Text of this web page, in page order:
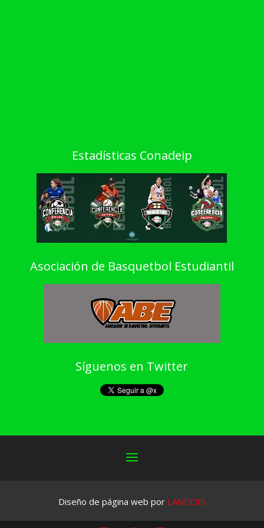
Estadísticas Conadeip
Asociación de Basquetbol Estudiantil
Síguenos en Twitter
Diseño de página web por LANDOIS